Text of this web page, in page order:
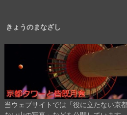
きょうのまなざし
当ウェブサイトでは「役に立たない京